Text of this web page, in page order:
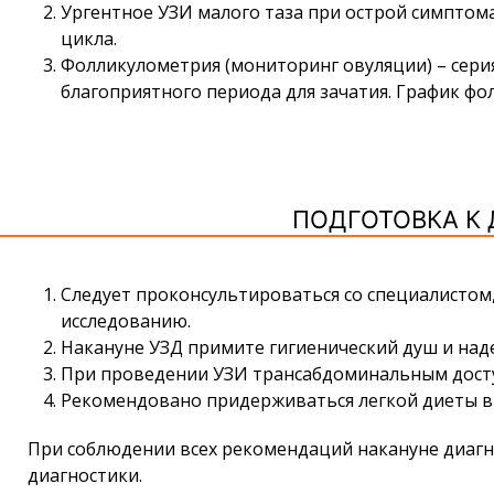
Ургентное УЗИ малого таза при острой
цикла.
Фолликулометрия (мониторинг овуляции) –
благоприятного периода для зачатия. График
ПОДГОТОВКА
Следует проконсультироваться со
исследованию.
Накануне УЗД примите гигиенический душ и
При проведении УЗИ трансабдоминальным
Рекомендовано придерживаться легкой диеты
При соблюдении всех рекомендаций накануне
диагностики.